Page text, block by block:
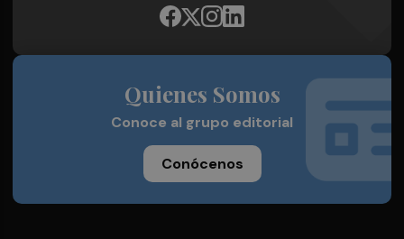
Quienes Somos
Conoce al grupo editorial
Conócenos